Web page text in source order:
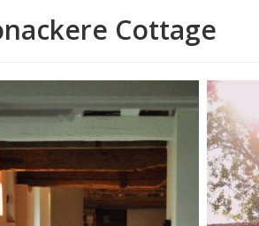
Cottage